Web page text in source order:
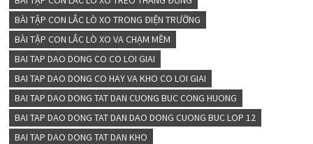
BÀI TẬP CON LẮC LÒ XO TRONG ĐIỆN TRƯỜNG
BÀI TẬP CON LẮC LÒ XO VA CHẠM MỀM
BAI TAP DAO DONG CO CO LOI GIAI
BAI TAP DAO DONG CO HAY VA KHO CO LOI GIAI
BAI TAP DAO DONG TAT DAN CUONG BUC CONG HUONG
BAI TAP DAO DONG TAT DAN DAO DONG CUONG BUC LOP 12
BAI TAP DAO DONG TAT DAN KHO